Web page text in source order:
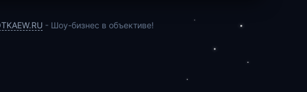
- Шоу-бизнес в объективе!